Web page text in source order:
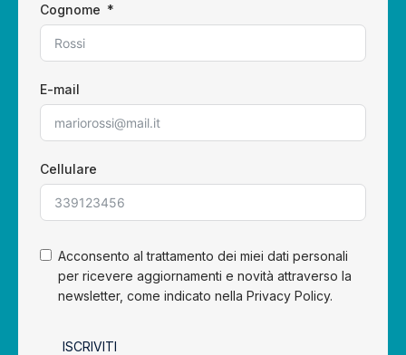
Cognome
E-mail
Cellulare
Acconsento al trattamento dei miei dati personali
per ricevere aggiornamenti e novità attraverso la
newsletter, come indicato nella Privacy Policy.
ISCRIVITI